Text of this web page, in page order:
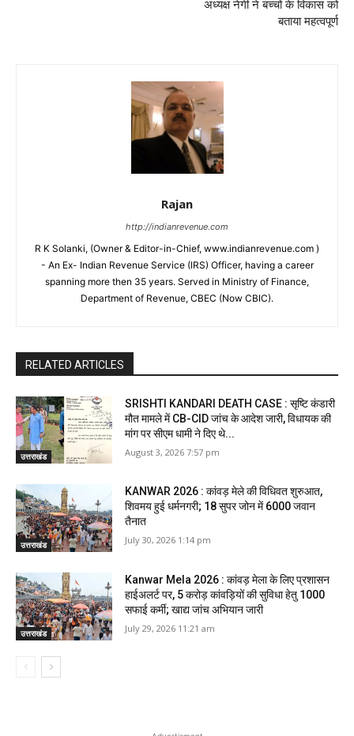
अध्यक्ष नेगी ने बच्चों के विकास को
बताया महत्वपूर्ण
Rajan
http://indianrevenue.com
R K Solanki, (Owner & Editor-in-Chief, www.indianrevenue.com )
- An Ex- Indian Revenue Service (IRS) Officer, having a career
spanning more then 35 years. Served in Ministry of Finance,
Department of Revenue, CBEC (Now CBIC).
RELATED ARTICLES
उत्तराखंड
SRISHTI KANDARI DEATH CASE : सृष्टि कंडारी
मौत मामले में CB-CID जांच के आदेश जारी, विधायक की
मांग पर सीएम धामी ने दिए थे...
August 3, 2026 7:57 pm
उत्तराखंड
KANWAR 2026 : कांवड़ मेले की विधिवत शुरुआत,
शिवमय हुई धर्मनगरी; 18 सुपर जोन में 6000 जवान
तैनात
July 30, 2026 1:14 pm
उत्तराखंड
Kanwar Mela 2026 : कांवड़ मेला के लिए प्रशासन
हाईअलर्ट पर, 5 करोड़ कांवड़ियों की सुविधा हेतु 1000
सफाई कर्मी; खाद्य जांच अभियान जारी
July 29, 2026 11:21 am